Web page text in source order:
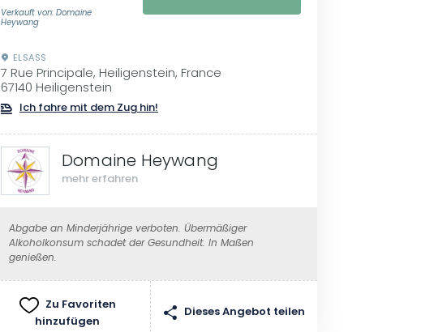
Verkauft von: Domaine
Heywang
ELSASS
7 Rue Principale, Heiligenstein, France
67140 Heiligenstein
Ich fahre mit dem Zug hin!
Domaine Heywang
mehr erfahren
Abgabe an Minderjährige verboten. Übermäßiger
Alkoholkonsum schadet der Gesundheit. In Maßen
genießen.
Zu Favoriten
hinzufügen
Dieses Angebot teilen